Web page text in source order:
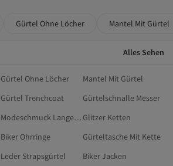
Gürtel Ohne Löcher Mantel Mit Gürtel
Alles Sehen
Gürtel Ohne Löcher
Mantel Mit Gürtel
Gürtel Trenchcoat
Gürtelschnalle Messer
Modeschmuck Lange Ketten Glitzer Ketten
Biker Ohrringe
Gürteltasche Mit Kette
Leder Strapsgürtel
Biker Jacken